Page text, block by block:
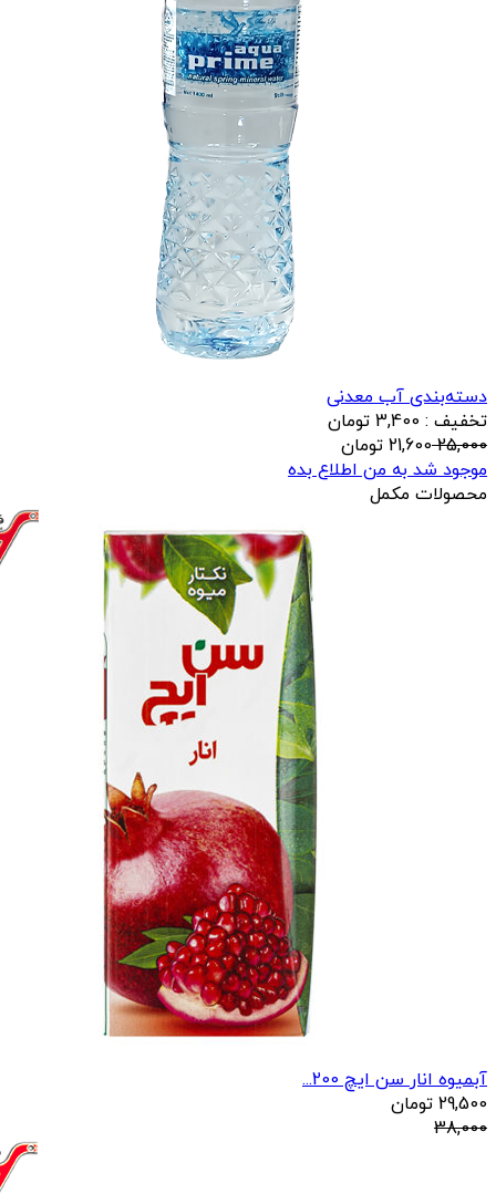
دسته‌بندی آب معدنی
تخفیف : 3,400 تومان
25,000
21,600 تومان
موجود شد به من اطلاع بده
محصولات مکمل
آبمیوه انار سن ایچ 200...
29,500 تومان
38,000